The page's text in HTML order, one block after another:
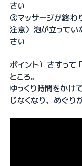
さい
③マッサージが終わ
注意）泡が立ってい
さい
ポイント）さすって
ところ。
ゆっくり時間をかけ
じなくなり、めぐり